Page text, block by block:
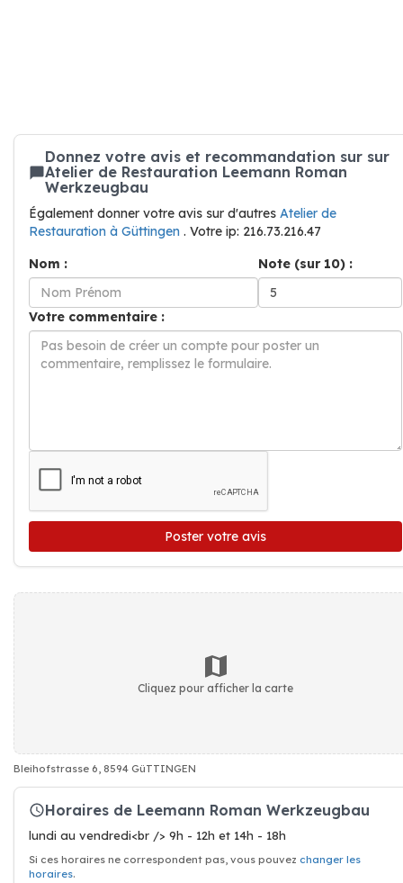
Donnez votre avis et recommandation sur sur
Atelier de Restauration Leemann Roman
Werkzeugbau
Également donner votre avis sur d'autres Atelier de
Restauration à Güttingen . Votre ip: 216.73.216.47
Nom :
Note (sur 10) :
Votre commentaire :
Poster votre avis
Cliquez pour afficher la carte
Bleihofstrasse 6, 8594 GüTTINGEN
Horaires de Leemann Roman Werkzeugbau
lundi au vendredi<br /> 9h - 12h et 14h - 18h
Si ces horaires ne correspondent pas, vous pouvez changer les
horaires.